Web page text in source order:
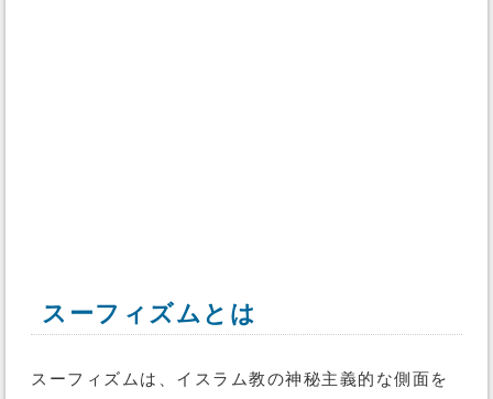
スーフィズムとは
スーフィズムは、イスラム教の神秘主義的な側面を